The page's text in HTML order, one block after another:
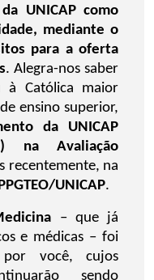
UNICAP como
mediante o
para a oferta
. Alegra-nos saber
à Católica maior
ensino superior,
da UNICAP
na Avaliação
recentemente, na
UNICAP.
– que já
e médicas – foi
por você, cujos
sendo